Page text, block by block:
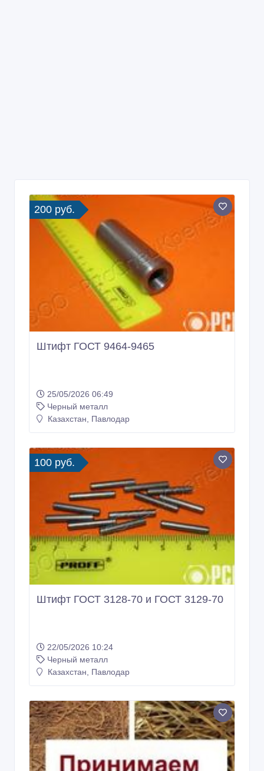
200 руб.
Штифт ГОСТ 9464-9465
25/05/2026 06:49
Черный металл
Казахстан, Павлодар
100 руб.
Штифт ГОСТ 3128-70 и ГОСТ 3129-70
22/05/2026 10:24
Черный металл
Казахстан, Павлодар